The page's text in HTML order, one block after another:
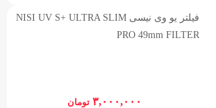
فیلتر یو وی نیسی NISI UV S+ ULTRA SLIM
PRO 49mm FILTER
۳,۰۰۰,۰۰۰ تومان